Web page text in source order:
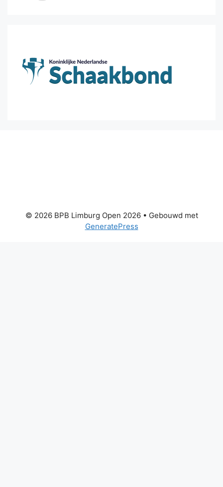
© 2026 BPB Limburg Open 2026• Gebouwd met
GeneratePress